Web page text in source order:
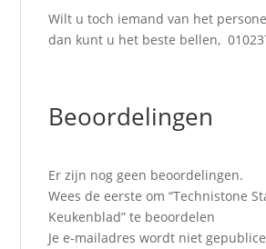
Wilt u toch iemand van het
dan kunt u het beste bellen,
Beoordelingen
Er zijn nog geen beoordelingen.
Wees de eerste om “Technistone
Keukenblad” te beoordelen
Je e-mailadres wordt niet